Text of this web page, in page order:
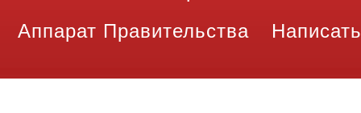
Аппарат Правительства